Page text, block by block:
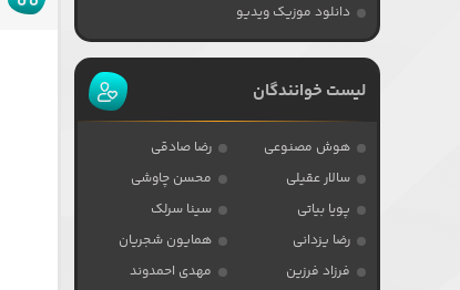
دانلود موزیک ویدیو
لیست خوانندگان
هوش مصنوعی
رضا صادقی
سالار عقیلی
محسن چاوشی
پویا بیاتی
سینا سرلک
رضا یزدانی
همایون شجریان
فرزاد فرزین
مهدی احمدوند